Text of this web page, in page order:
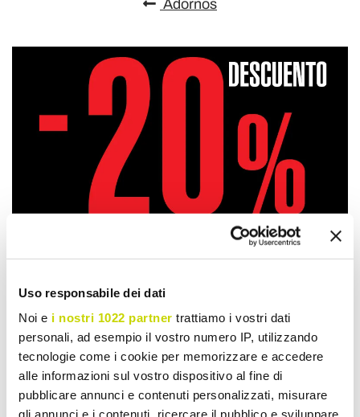
Uso responsabile dei dati
Noi e i nostri 1022 partner trattiamo i vostri dati
personali, ad esempio il vostro numero IP, utilizzando
tecnologie come i cookie per memorizzare e accedere
alle informazioni sul vostro dispositivo al fine di
pubblicare annunci e contenuti personalizzati, misurare
gli annunci e i contenuti, ricercare il pubblico e sviluppare
Adornos
Oferta por tiempo limitado.
¡No te la pierdas!